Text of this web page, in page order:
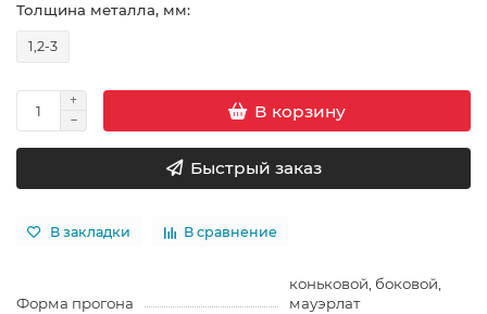
Толщина металла, мм:
1,2-3
В корзину
Быстрый заказ
В закладки В сравнение
Форма прогона
коньковой, боковой,
мауэрлат